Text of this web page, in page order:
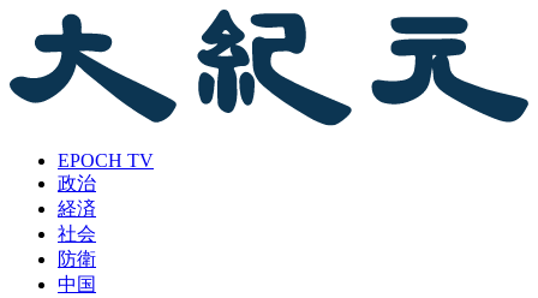
EPOCH TV
政治
経済
社会
防衛
中国